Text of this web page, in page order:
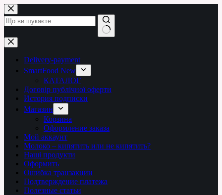
Перейти
до
вмісту
Немає
результатів
Delivery-payment
SmartFood New
КАТАЛОГ
Договір публічної оферти
История подписки
Магазин
Корзина
Оформление заказа
Мой аккаунт
Молоко – кипятить или не кипятить?
Наші продукти
Оформить
Ошибка транзакции
Подтверждение платежа
Полезные статьи